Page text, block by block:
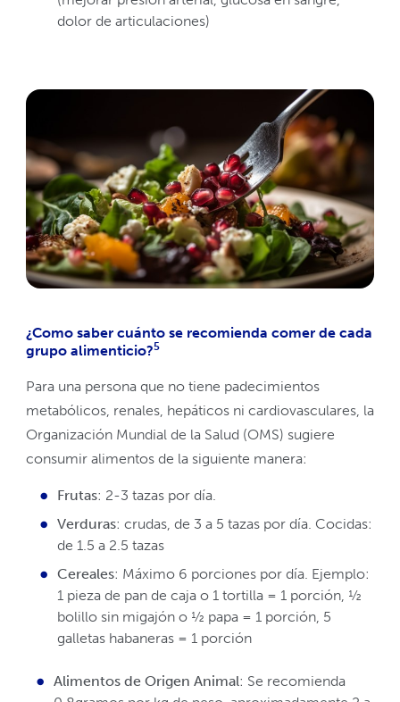
dolor de articulaciones)
¿Como saber cuánto se recomienda comer de cada
grupo alimenticio?5
Para una persona que no tiene padecimientos
metabólicos, renales, hepáticos ni cardiovasculares, la
Organización Mundial de la Salud (OMS) sugiere
consumir alimentos de la siguiente manera:
Frutas: 2-3 tazas por día.
Verduras: crudas, de 3 a 5 tazas por día. Cocidas:
de 1.5 a 2.5 tazas
Cereales: Máximo 6 porciones por día. Ejemplo:
1 pieza de pan de caja o 1 tortilla = 1 porción, ½
bolillo sin migajón o ½ papa = 1 porción, 5
galletas habaneras = 1 porción
Alimentos de Origen Animal: Se recomienda